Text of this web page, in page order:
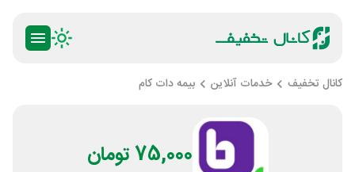
کانال تخفیف خدمات آنلاین بیمه دات کام
75,000 تومان